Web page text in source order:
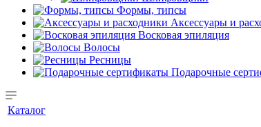
Формы, типсы
Аксессуары и
Восковая эпиляция
Волосы
Ресницы
Подарочные
Каталог